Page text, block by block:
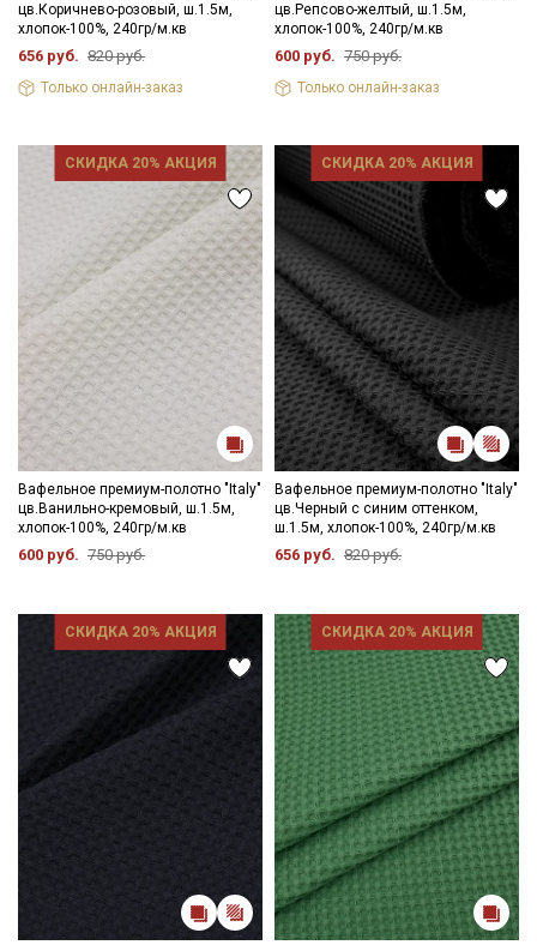
цв.Коричнево-розовый, ш.1.5м,
хлопок-100%, 240гр/м.кв
656 руб. 820 руб.
Только онлайн-заказ
цв.Репсово-желтый, ш.1.5м,
хлопок-100%, 240гр/м.кв
600 руб. 750 руб.
Только онлайн-заказ
СКИДКА 20% АКЦИЯ
Вафельное премиум-полотно "Italy"
цв.Ванильно-кремовый, ш.1.5м,
хлопок-100%, 240гр/м.кв
600 руб. 750 руб.
СКИДКА 20% АКЦИЯ
Вафельное премиум-полотно "Italy"
цв.Черный с синим оттенком,
ш.1.5м, хлопок-100%, 240гр/м.кв
656 руб. 820 руб.
СКИДКА 20% АКЦИЯ СКИДКА 20% АКЦИЯ